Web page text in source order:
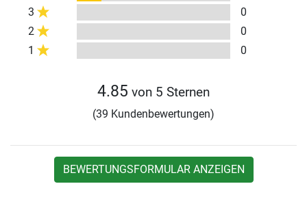
3
0
2
0
1
0
4.85 von 5 Sternen
(39 Kundenbewertungen)
BEWERTUNGSFORMULAR ANZEIGEN